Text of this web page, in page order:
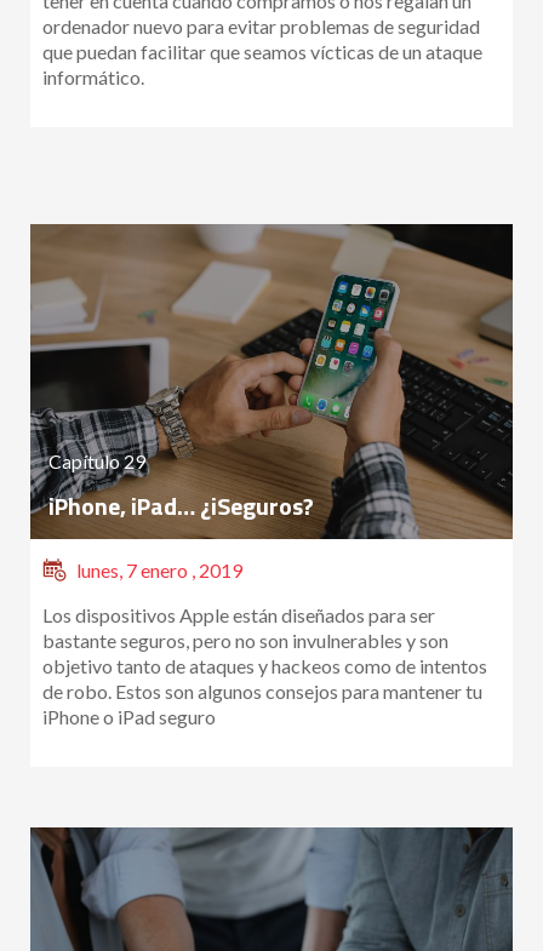
ordenador nuevo para evitar problemas de seguridad
que puedan facilitar que seamos vícticas de un ataque
informático.
Capítulo 29
iPhone, iPad… ¿iSeguros?
lunes, 7 enero , 2019
Los dispositivos Apple están diseñados para ser
bastante seguros, pero no son invulnerables y son
objetivo tanto de ataques y hackeos como de intentos
de robo. Estos son algunos consejos para mantener tu
iPhone o iPad seguro